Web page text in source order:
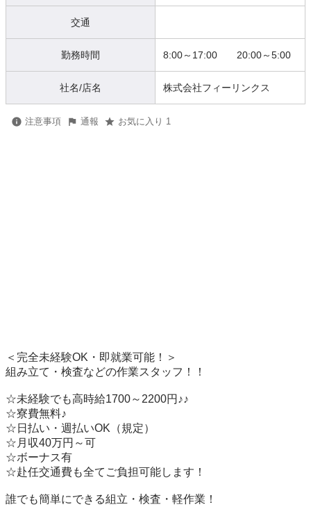
交通
勤務時間 8:00～17:00 20:00～5:00
社名/店名 株式会社フィーリンクス
注意事項 通報 お気に入り 1
＜完全未経験OK・即就業可能！＞
組み立て・検査などの作業スタッフ！！
☆未経験でも高時給1700～2200円♪♪
☆寮費無料♪
☆日払い・週払いOK（規定）
☆月収40万円～可
☆ボーナス有
☆赴任交通費も全てご負担可能します！
誰でも簡単にできる組立・検査・軽作業！